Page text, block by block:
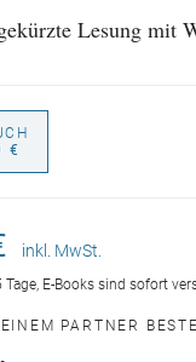
Lesung mit
€
inkl. MwSt.
Tage, E-Books sind sofort
PARTNER